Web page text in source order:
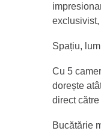
Spațiu,
Cu 5
dorește
direct
Bucătărie